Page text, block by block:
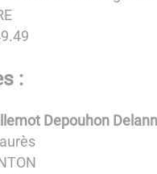
:
Depouhon